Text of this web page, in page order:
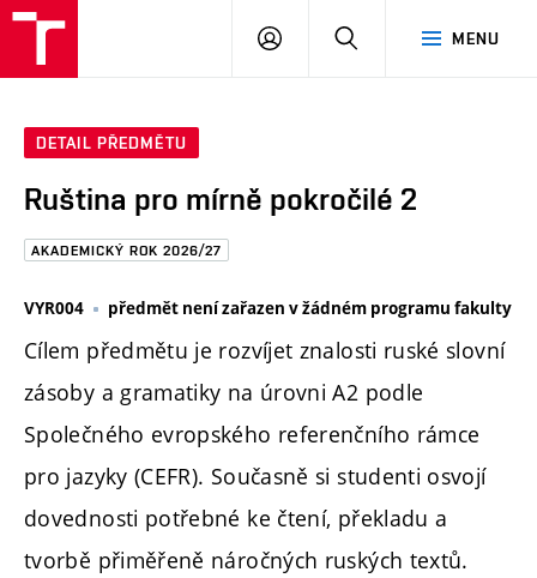
Brno
MENU
PŘIHLÁSIT
DETAIL PŘEDMĚTU
Ruština pro mírně pokročilé 2
AKADEMICKÝ ROK 2026/27
VYR004 předmět není zařazen v žádném programu fakulty
Cílem předmětu je rozvíjet znalosti ruské slovní
zásoby a gramatiky na úrovni A2 podle
Společného evropského referenčního rámce
pro jazyky (CEFR). Současně si studenti osvojí
dovednosti potřebné ke čtení, překladu a
tvorbě přiměřeně náročných ruských textů.